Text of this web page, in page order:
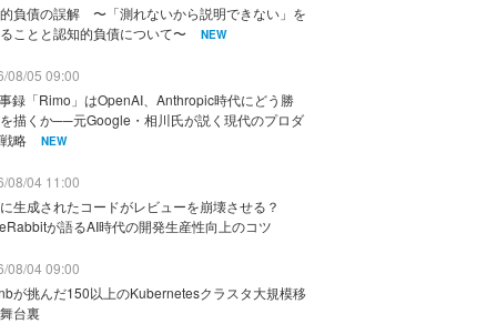
負債の誤解 〜「測れないから説明できない」を
ことと認知的負債について〜
NEW
08/05 09:00
録「Rimo」はOpenAI、Anthropic時代にどう勝
描くか──元Google・相川氏が説く現代のプロダ
略
NEW
08/04 11:00
生成されたコードがレビューを崩壊させる？
が語るAI時代の開発生産性向上のコツ
08/04 09:00
が挑んだ150以上のKubernetesクラスタ大規模移
台裏